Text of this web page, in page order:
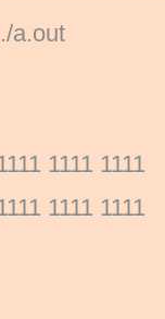
a.out
1111 1111
1111 1111